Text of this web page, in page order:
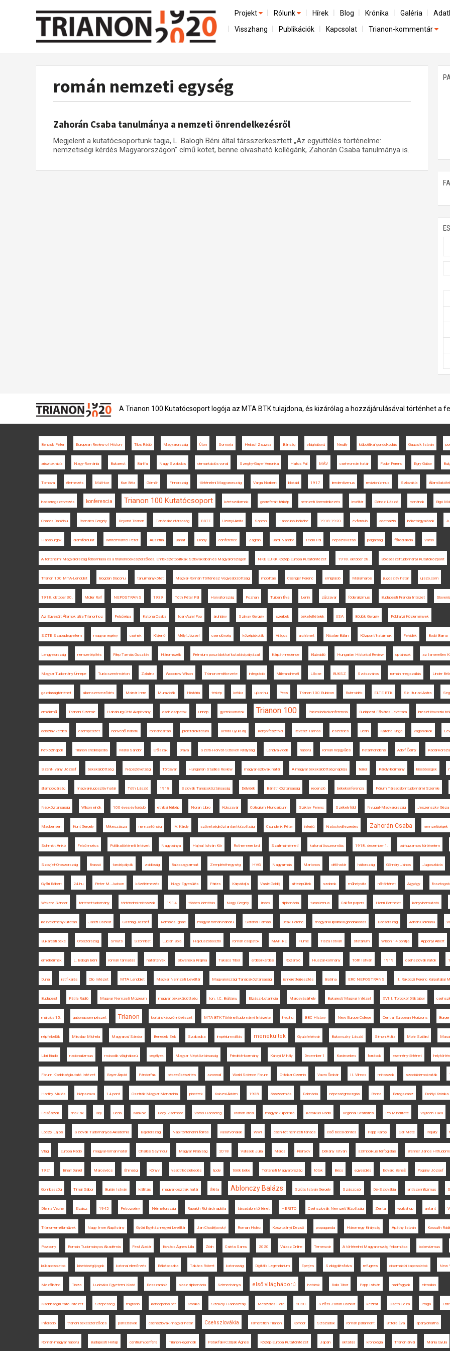
Projekt
Előzmények
Az összeomlás és a magyar társadalom
A békerendszer megszilárdulása
Utókor és emlékezet
Rólunk
A kutatócsoport működéséről
Hírek Blog Krónika Galéria
Visszhang Publikációk Kapcsolat Trianon-kommentár
román nemzeti egység
Zahorán Csaba tanulmánya a nemzeti önrendelkezésről
Megjelent a kutatócsoportunk tagja, L. Balogh Béni által társszerkesztett „Az együttélés történelme:
nemzetiségi kérdés Magyarországon” című kötet, benne olvasható kollégánk, Zahorán Csaba tanulmánya is.
A Trianon 100 Kutatócsoport logója az MTA BTK tulajdona, és kizárólag a hozzájárulásával történhet a
Bencsik Péter European Review of History Tilos Rádió Magyarország Úton Somorja Heilauf Zsuzsa Bánság világháború Neuilly külpolitikai gondolkodás Gaucsík István
arisztokrácia Nagy-Románia Bukarest Bártfa Nagy Szabolcs demarkációs vonal Szeghy-Gayer Veronika Hatos Pál MÁV cseh-román határ Fodor Ferenc Egry Gábor
Tornova élelmezés Múlt-kor Kun Béla Gömör Finnország történelmi Magyarország Varga Norbert blokád 1917 irredentizmus revizionizmus Szlovákia Állami
hadseregszervezés konferencia Trianon 100 Kutatócsoport kérészállamok georeferált térkép nemzeti önrendelkezés levéltár Göncz László románok Rigó
Charles Daniélou Romsics Gergely Beyond Trianon Tanácsköztársaság BBTE Uzonyi Anita Sopron Háborúból békébe 1918-1920 évforduló adatbázis béketárgyalások
Habsburgok államfordulat Wintermantel Péter Ausztria Bánát Erdély conference Zágráb Bárdi Nándor Teleki Pál népszavazás polgárság főreáliskola Varsó
A történelmi Magyarország felbomlása és a trianoni békeszerződés. Emlékezetpolitikák Szlovákiában és Magyarországon NKE EJKK Közép-Európa Kutatóintézet 1918. október 28. Bölcsészettudományi Kutatóközpont
Trianon 100 MTA-Lendület Bogdan Diaconu tanulmánykötet Magyar-Román Történész Vegyesbizottság mobilitás Csenger Ferenc emigráció Máramaros jugoszláv határ ujszo.com
1918. október 30. Müller Rolf NEPOSTRANS 1939 Tóth Péter Pál Horvátország Poznan Tulipán Éva Lenin zűrzavar föderalizmus Budapesti Francia Intézet Slovenia
Az Egyesült Államok útja Trianonhoz Felsőrépa Katona Csaba Ioan-Aurel Pop áruhiány Szilvay Gergely szerbek békefeltételek USA Bödők Gergely Földrajzi Közlemények
SZTE Szabadegyetem magyar regény csehek Kisjenő Mélyi József csendőrség középiskolák Világos archívnet Nicolae Bălan Központi hatalmak Felvidék Bodó Barna
Lengyelország nemzetépítés Filep Tamás Gusztáv Háromszék Prémium posztdoktori kutatási pályázat Kárpát-medence Klubrádió Hungarian Historical Review optánsok az Ismeretlen
Magyar Tudomány Ünnepe Turócszentmárton Zalatna Woodrow Wilson Trianon emlékezete integráció Millerand-levél Lőcse BUKSZ Szászváros román megszállás Linder Béla
gazdaságtörténet államszerveződés Molnár Imre Muravidék História térkép kritika ujkor.hu Pécs Trianon 100 Rubicon Ruhr-vidék ELTE BTK Sic Itur ad Astra
emlékmű Trianoni Szemle Habsburg Ottó Alapítvány cseh csapatok ünnep gyerekvonatok Trianon 100 Párizsi békekonferencia Budapest Főváros Levéltára breszt-litovszki
délszláv kérdés csempészet honvédő háború románosítás proletárdiktatúra Benda Gyula-díj Könyvfesztivál Révész Tamás leszerelés Berlin Katona Kinga vagonlakók
hétköznapok Trianon enciklopédia Márai Sándor Erőszak Dráva Szerb-Horvát-Szlovén Királyság Lendva-vidék háború román népgyűlés határincindens Adolf Černý Kádár-
Szent-Ivány József békeküldöttség Népszövetség Törcsvár Hungarian Studies Review magyar-szlovák határ A magyar békeküldöttség naplója terror Károlyi-kormány kisebbségek
állampolgárság magyar-jugoszláv határ Tóth László 1918 Szlovák Tanácsköztársaság Délvidék Bánáti Köztársaság recenzió békekonferencia Fórum Társadalomtudományi Szemle
Népköztársaság Wilson elnök 100 éves évforduló etnikai térkép Noran Libro Kolozsvár Collegium Hungaricum Sziklay Ferenc Székelyföld Nyugat-Magyarország Jeszenszky Géza
Mackensen Kunt Gergely Mikeszásza nemzetőrség IV. Károly szövetségközi antant-bizottság Csunderlik Péter interjú Kratochwill ezredes Zahorán Csaba nemzetiségek
Schmidt Anikó Felsőmoécs Politikatörténeti Intézet Nagybánya Hajnal István Kör Rothermere lord Szatmárnémeti katonai összeomlás 1918. december 1. párhuzamos történelem
Szovjet-Oroszország Brassó tanári pályák zsidóság Balassagyarmat Zempléni-hegység HVG Nagyalmás Martonos déli határ hátország Gömöry János Jugoszlávia
Győri Róbert 24.hu Pieter M. Judson közélelmezés Nagy Egyesülés Párizs Kárpátalja Vasile Goldiș áttelepültek szobrok műhelyvita nőtörténet Algyógy
Wekerle Sándor történettudomány történelmi mítoszok 1914 többes identitás Nagy Gergely Index diplomácia turanizmus Call for papers Henri Berthelot könyvbemutató
közvéleménykutatás Jászi Oszkár Gazdag József Romsics Ignác magyar-román háború Sárándi Tamás Deák Ferenc magyar külpolitikai gondolkodás Bácsország Adrian Cioroianu
Bukaresti béke Oroszország Smuts Szombat Lucian Boia Hajdúszoboszló román csapatok MAPIRE Fiume Tisza István statárium Wilson 14 pontja Apponyi Albert
emlékérmék L. Balogh Béni román támadás határtervek Slovenska Krajina Takács Tibor erdélyi kérdés Rozsnyó Huszár-kormány Tóth István 1919 csehszlovák iratok
Duna ratifikálás Clio Intézet MTA Lendület Magyar Nemzeti Levéltár Magyarországi Tanácsköztársaság ismeretterjesztés Batrina ERC NEPOSTRANS II. Rákóczi Ferenc Kárpátaljai
Budapest Pátria Rádió Magyar Nemzeti Múzeum magyar békeküldöttség Ion. I.C. Brătianu Elzász-Lotaringia Marosvásárhely Bukaresti Magyar Intézet XVIII. Torockói Diáktábor
március 15. gabonacsempészet Trianon kortárs képzőművészet MTA BTK Történettudományi Intézete hvg.hu BBC History New Europe College Central European Horizons
népfelkelők Miroslav Michela Magyarosi Sándor Benedek Elek Szabadka impériumváltás menekültek Gyulafehérvár Bukovszky László Simon Attila Mohr Szilárd
Libri Kiadó nacionalizmus második világháború segélyek Magyar Népköztársaság Friedrich-kormány Károlyi Mihály December 1 Karánsebes források eseménytörténet
Fórum Kisebbségkutató Intézet Bayer Árpád Pándorfalu békeelőkészítés azonnali World Science Forum Ottokar Czernin Vavro Šrobár II. Vilmos mítoszok szociáldemokraták
Horthy Miklós Népszava 14 pont Osztrák-Magyar Monarchia pincérek Kolozsi Ádám 1938 összeomlás Dalmácia népességmozgás Róma Beregszász Erdélyi Krónika
Felsőszék ma7.sk Iaşi Déda Miskolc Bódy Zsombor Vörös Hadsereg Trianon arcai magyar külpolitika Katolikus Rádió Regional Statistics Pro Minoritate Vojtech Tuka
Lóczy Lajos Szlovák Tudományos Akadémia Bajorország Napi történelmi forrás vasútvonalak WWI cseh-tót nemzeti tanács első bécsi döntés Papp Károly Gali Máté Inquiry
Világ Európa Rádió magyar-román határ Charles Seymour Magyar Királyság 2018 Vallasek Júlia Maros Kisinyov Dékány István szimbolikus térfoglalás Brenner János
1921 Bihari Dániel Marosvécs Éhínség Könyv vasúti közlekedés Ipoly török béke Történeti Magyarország tótok Bécs egyesülés Edvard Beneš Pogány József
Gombaszög Timár Gábor Burián István kiállítás magyar-osztrák határ Újléta Ablonczy Balázs Szűts István Gergely Szászcsór Dél-Szlovákia antiszemitizmus
Dilema Veche Elzász 1945 Petrozsény Németország Rapaich Richárd naplója társadalomtörténet HERITO Csehszlovák Nemzeti Bizottság Zenta workshop antant
Trianon-emlékművek Nagy Imre Alapítvány Győri Egyházmegyei Levéltár Jan Chodějovský Roman Holec Kosztolányi Dezső propaganda Háromegy Királyság Apáthy István Kossuth
Pozsony Román Tudományos Akadémia Fest Aladár Kovács Ágnes Lilla Zilah Csinta Samu 2020 Válasz Online Temesvár A történelmi Magyarország felbomlása bolsevizmus
külkapcsolatok kisebbségi jogok katonai ellenőrzés Békéscsaba Takács Róbert katonaság Digitális Legendárium Eperjes Szilágyillésfalva refugees diplomáciai kapcsolatok New
Mezőbánd Tisza Ludovika Egyetemi Kiadó Besszarábia olasz diplomácia Selmecbánya első világháború határok Balla Tibor Papp István hadifoglyok ellenállás
Kisebbségkutató Intézet Szepesség migráció koncepciós per Krónika Székely Hadosztály Mészáros Flóra 2020. Szőts Zoltán Oszkár kézirat Csáth Géza Prága
Inforádió trianoni békeszerződés pánszlávok csehszlovák-magyar határ Csehszlovákia Ismeretlen Trianon Korridor Századok román parlament Bittera Éva spanyolnátha
Román-magyar háború Budapesti Hírlap centrum-periféria Trianon-legendák Patakfalvi-Czirják Ágnes Közép-Európa Kutatóintézet Japán oktatás kronológia Trianon árvái Maniu Gyula